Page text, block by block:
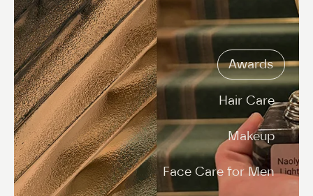
Awards
Hair Care
Makeup
Face Care for Men